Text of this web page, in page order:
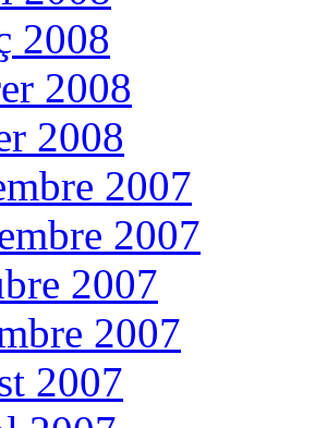
2008
2008
2008
2007
2007
2007
2007
2007